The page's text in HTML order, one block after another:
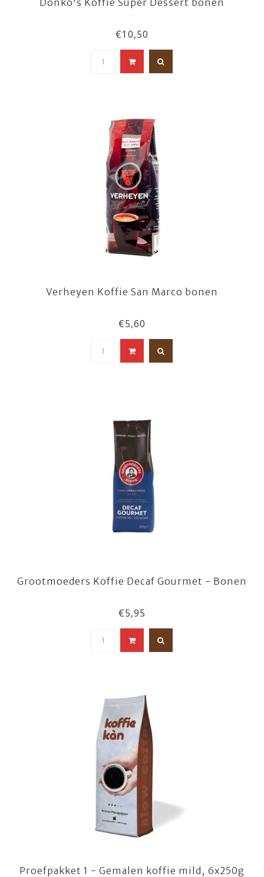
Donko's Koffie Super Dessert bonen
€10,50
Verheyen Koffie San Marco bonen
€5,60
Grootmoeders Koffie Decaf Gourmet - Bonen
€5,95
Proefpakket 1 - Gemalen koffie mild, 6x250g